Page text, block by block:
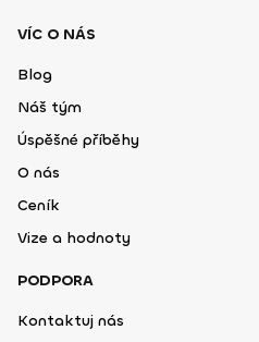
VÍC O NÁS
Blog
Náš tým
Úspěšné příběhy
O nás
Ceník
Vize a hodnoty
PODPORA
Kontaktuj nás